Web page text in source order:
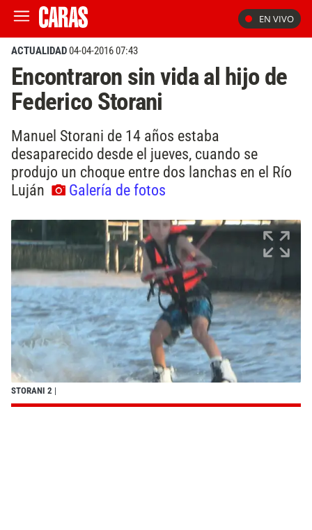
EN VIVO
ACTUALIDAD04-04-2016 07:43
Encontraron sin vida al hijo de
Federico Storani
Manuel Storani de 14 años estaba
desaparecido desde el jueves, cuando se
produjo un choque entre dos lanchas en el Río
Luján
Galería de fotos
STORANI 2 |